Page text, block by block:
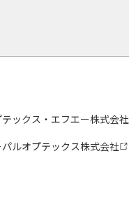
テックス・エフエー株式会社
パルオプテックス株式会社